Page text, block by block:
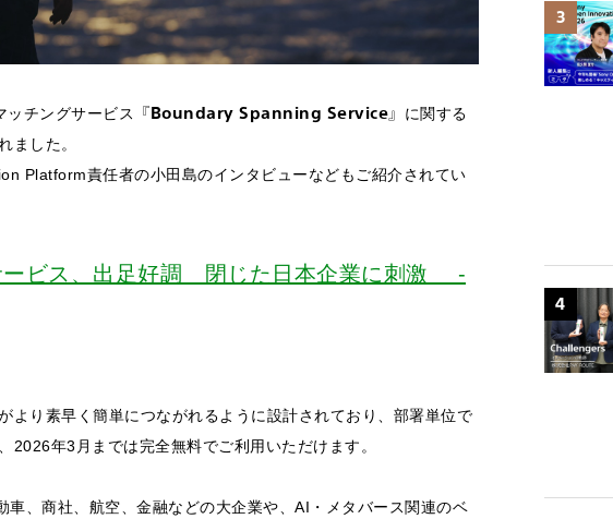
チングサービス 『Boundary Spanning Service』
に関する
ました。
Platform責任者の小田島のインタビューなどもご紹介されてい
ービス、出足好調 閉じた日本企業に刺激 -
より素早く簡単につながれるように設計されており、部署単位で
年3月までは完全無料でご利用いただけます。
、商社、航空、金融などの大企業や、AI・メタバース関連のベ
3
4